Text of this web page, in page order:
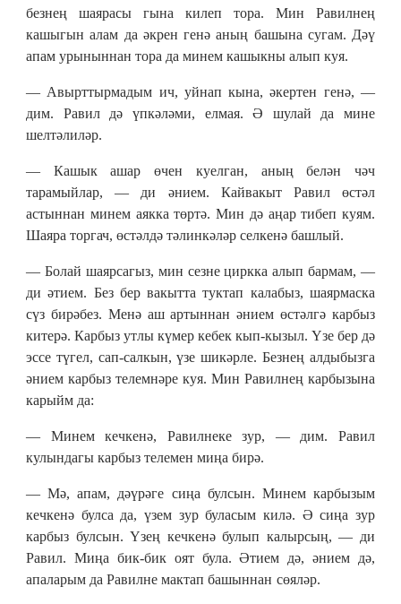
безнең шаярасы гына килеп тора. Мин Равилнең
кашыгын алам да әкрен генә аның башына сугам. Дәү
апам урыныннан тора да минем кашыкны алып куя.
— Авырттырмадым ич, уйнап кына, әкертен генә, —
дим. Равил дә үпкәләми, елмая. Ә шулай да мине
шелтәлиләр.
— Кашык ашар өчен куелган, аның белән чәч
тарамыйлар, — ди әнием. Кайвакыт Равил өстәл
астыннан минем аякка төртә. Мин дә аңар тибеп куям.
Шаяра торгач, өстәлдә тәлинкәләр селкенә башлый.
— Болай шаярсагыз, мин сезне циркка алып бармам, —
ди әтием. Без бер вакытта туктап калабыз, шаярмаска
сүз бирәбез. Менә аш артыннан әнием өстәлгә карбыз
китерә. Карбыз утлы күмер кебек кып-кызыл. Үзе бер дә
эссе түгел, сап-салкын, үзе шикәрле. Безнең алдыбызга
әнием карбыз телемнәре куя. Мин Равилнең карбызына
карыйм да:
— Минем кечкенә, Равилнеке зур, — дим. Равил
кулындагы карбыз телемен миңа бирә.
— Мә, апам, дәүрәге сиңа булсын. Минем карбызым
кечкенә булса да, үзем зур буласым килә. Ә сиңа зур
карбыз булсын. Үзең кечкенә булып калырсың, — ди
Равил. Миңа бик-бик оят була. Әтием дә, әнием дә,
апаларым да Равилне мактап башыннан сөяләр.